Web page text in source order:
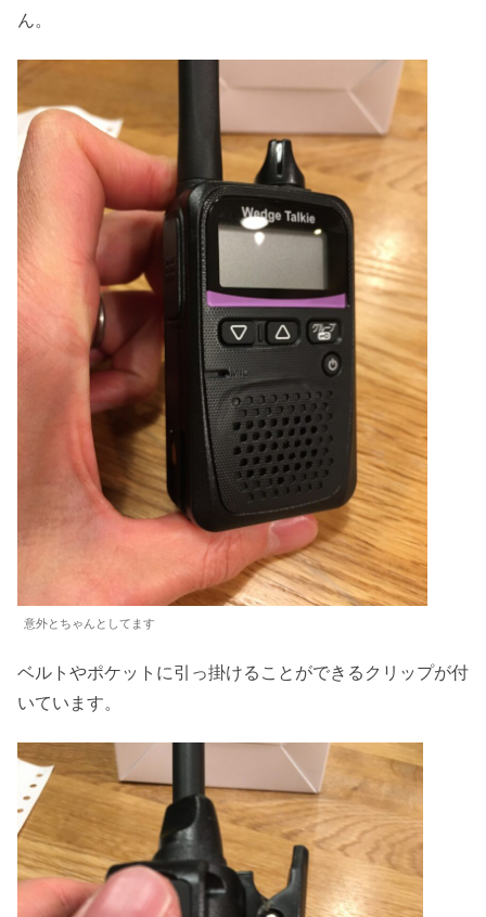
ん。
意外とちゃんとしてます
ベルトやポケットに引っ掛けることができるクリップが付
いています。